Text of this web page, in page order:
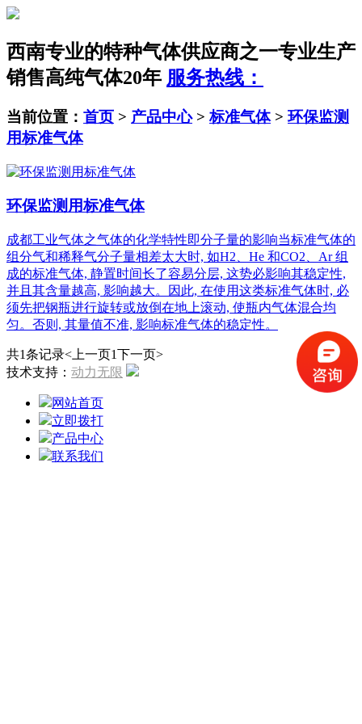
西南专业的特种气体供应商之一专业生产
销售高纯气体20年 服务热线：
当前位置： 首页 > 产品中心>标准气体>环保监测
用标准气体
环保监测用标准气体
成都工业气体之气体的化学特性即分子量的影响当标准气体的
组分气和稀释气分子量相差太大时, 如H2、He 和CO2、Ar 组
成的标准气体, 静置时间长了容易分层, 这势必影响其稳定性,
并且其含量越高, 影响越大。因此, 在使用这类标准气体时, 必
须先把钢瓶进行旋转或放倒在地上滚动, 使瓶内气体混合均
匀。否则, 其量值不准, 影响标准气体的稳定性。
共1条记录<上一页1下一页>
技术支持： 动力无限
网站首页
立即拨打
产品中心
联系我们